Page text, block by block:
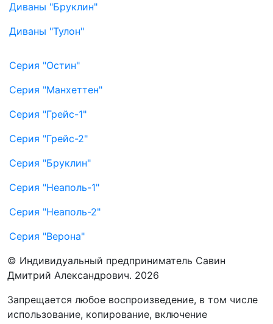
Диваны "Бруклин"
Диваны "Тулон"
Серия "Остин"
Серия "Манхеттен"
Серия "Грейс-1"
Серия "Грейс-2"
Серия "Бруклин"
Серия "Неаполь-1"
Серия "Неаполь-2"
Серия "Верона"
© Индивидуальный предприниматель Савин
Дмитрий Александрович. 2026
Запрещается любое воспроизведение, в том числе
использование, копирование, включение